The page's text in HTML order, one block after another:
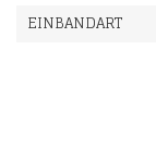
EINBANDART